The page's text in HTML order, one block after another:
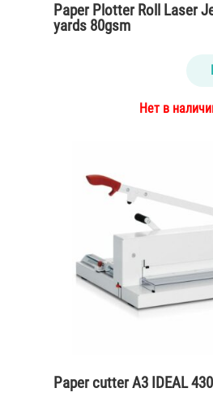
Paper Plotter Roll Laser
yards 80gsm
Нет в
Paper cutter A3 IDEAL